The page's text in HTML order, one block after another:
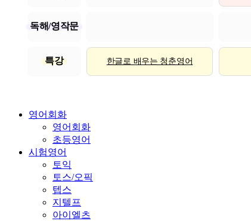
독해/영작문
특강 한글로 배우는 청춘영어
영어회화
영어회화
초등영어
시험영어
토익
토스/오픽
텝스
지텔프
아이엘츠